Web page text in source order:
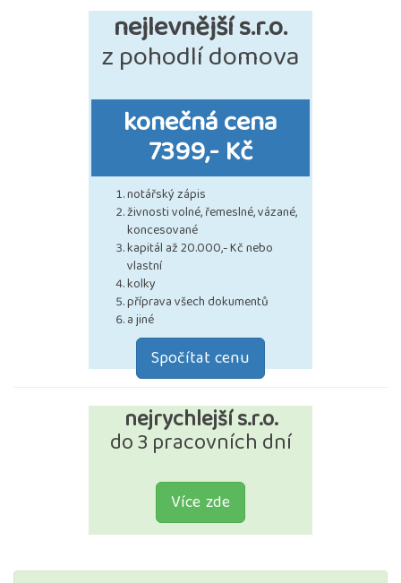
nejlevnější s.r.o.
z pohodlí domova
konečná cena
7399,- Kč
notářský zápis
živnosti volné, řemeslné, vázané,
koncesované
kapitál až 20.000,- Kč nebo
vlastní
kolky
příprava všech dokumentů
a jiné
Spočítat cenu
nejrychlejší s.r.o.
do 3 pracovních dní
Více zde